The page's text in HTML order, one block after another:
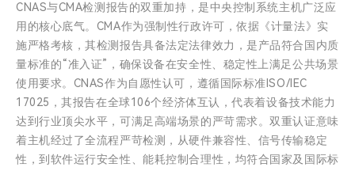
CNAS与CMA检测报告的双重加持，是中央控制系统主机广泛应
用的核心底气。CMA作为强制性行政许可，依据《计量法》实
施严格考核，其检测报告具备法定法律效力，是产品符合国内质
量标准的“准入证”，确保设备在安全性、稳定性上满足公共场景
使用要求。CNAS作为自愿性认可，遵循国际标准ISO/IEC
17025，其报告在全球106个经济体互认，代表着设备技术能力
达到行业顶尖水平，可满足高端场景的严苛需求。双重认证意味
着主机经过了全流程严苛检测，从硬件兼容性、信号传输稳定
性，到软件运行安全性、能耗控制合理性，均符合国家及国际标